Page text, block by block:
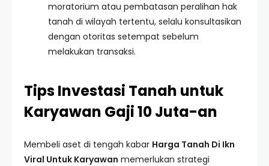
moratorium atau pembatasan peralihan hak
tanah di wilayah tertentu, selalu konsultasikan
dengan otoritas setempat sebelum
melakukan transaksi.
Tips Investasi Tanah untuk
Karyawan Gaji 10 Juta-an
Membeli aset di tengah kabar Harga Tanah Di Ikn
Viral Untuk Karyawan memerlukan strategi